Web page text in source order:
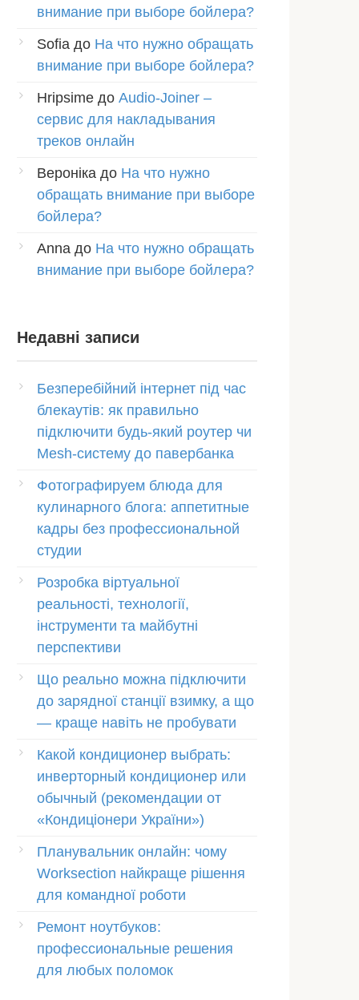
внимание при выборе бойлера?
Sofia до На что нужно обращать
внимание при выборе бойлера?
Hripsime до Audio-Joiner –
сервис для накладывания
треков онлайн
Вероніка до На что нужно
обращать внимание при выборе
бойлера?
Anna до На что нужно обращать
внимание при выборе бойлера?
Недавні записи
Безперебійний інтернет під час
блекаутів: як правильно
підключити будь-який роутер чи
Mesh-систему до павербанка
Фотографируем блюда для
кулинарного блога: аппетитные
кадры без профессиональной
студии
Розробка віртуальної
реальності, технології,
інструменти та майбутні
перспективи
Що реально можна підключити
до зарядної станції взимку, а що
— краще навіть не пробувати
Какой кондиционер выбрать:
инверторный кондиционер или
обычный (рекомендации от
«Кондиціонери України»)
Планувальник онлайн: чому
Worksection найкраще рішення
для командної роботи
Ремонт ноутбуков:
профессиональные решения
для любых поломок